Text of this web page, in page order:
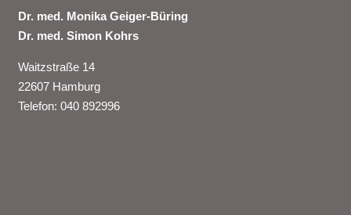
Dr. med. Monika Geiger-Büring
Dr. med. Simon Kohrs
Waitzstraße 14
22607 Hamburg
Telefon: 040 892996